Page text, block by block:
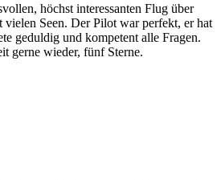
höchst interessanten Flug über
Seen. Der Pilot war perfekt, er hat
geduldig und kompetent alle Fragen.
gerne wieder, fünf Sterne.